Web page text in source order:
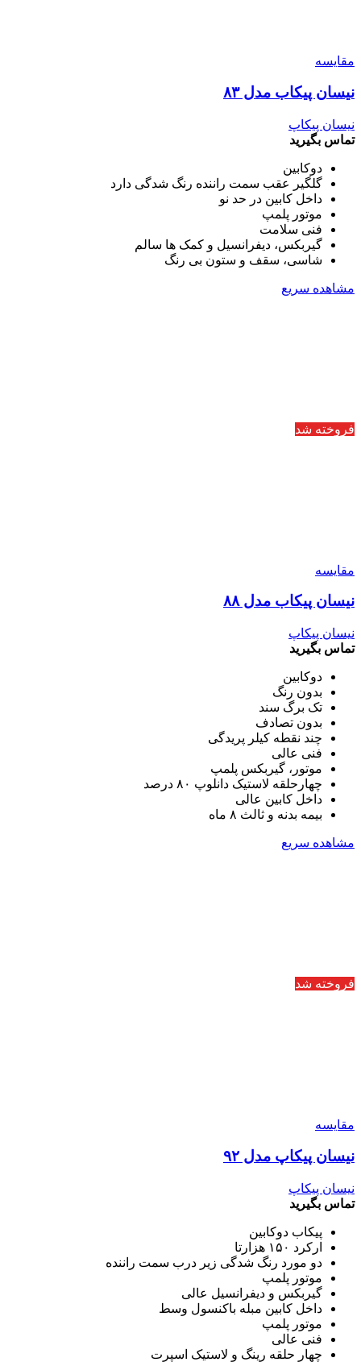
مقایسه
نیسان پیکاب مدل ۸۳
نیسان پیکاپ
تماس بگیرید
دوکابین
گلگیر عقب سمت راننده رنگ شدگی دارد
داخل کابین در حد نو
موتور پلمپ
فنی سلامت
گیربکس، دیفرانسیل و کمک ها سالم
شاسی، سقف و ستون بی رنگ
مشاهده سریع
فروخته شد
مقایسه
نیسان پیکاب مدل ۸۸
نیسان پیکاپ
تماس بگیرید
دوکابین
بدون رنگ
تک برگ سند
بدون تصادف
چند نقطه کیلر پریدگی
فنی عالی
موتور، گیربکس پلمپ
چهارحلقه لاستیک دانلوپ ۸۰ درصد
داخل کابین عالی
بیمه بدنه و ثالث ۸ ماه
مشاهده سریع
فروخته شد
مقایسه
نیسان پیکاپ مدل ۹۲
نیسان پیکاپ
تماس بگیرید
پیکاب دوکابین
ارکرد ۱۵۰ هزارتا
دو مورد رنگ شدگی زیر درب سمت راننده
موتور پلمپ
گیربکس و دیفرانسیل عالی
داخل کابین مبله باکنسول وسط
موتور پلمپ
فنی عالی
چهار حلقه رینگ و لاستیک اسپرت